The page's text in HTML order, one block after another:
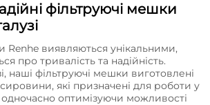
фільтруючі мешки
Renhe виявляються унікальними,
про тривалість та надійність.
наші фільтруючі мешки виготовлені
які призначені для роботи у
оптимізуючи можливості